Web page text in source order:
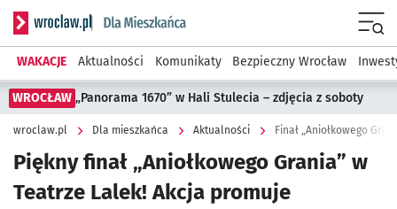
Serwis informacyjny wroclaw.pl podserwis: Dla mieszkańca
WAKACJE Aktualności Komunikaty Bezpieczny Wrocław
WROCŁAW „Panorama 1670” w Hali Stulecia – zdjęcia z soboty
wroclaw.pl Dla mieszkańca Aktualności Finał „Aniołkowego
Piękny finał „Aniołkowego Grania” w
Teatrze Lalek! Akcja promuje